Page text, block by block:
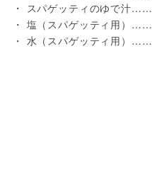
・ スパゲッティのゆで汁
・ 塩（スパゲッティ用）
・ 水（スパゲッティ用）